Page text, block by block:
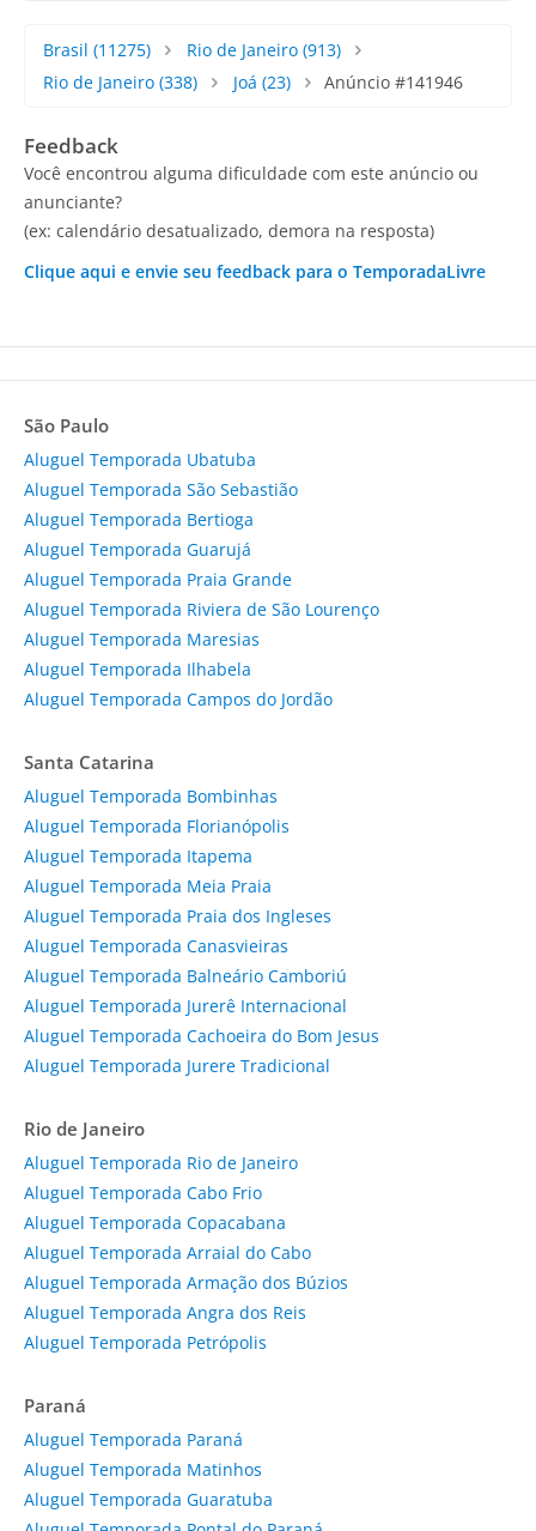
Brasil (11275) Rio de Janeiro(913)
Rio de Janeiro (338) Joá (23) Anúncio #141946
Feedback
Você encontrou alguma dificuldade com este anúncio ou
anunciante?
(ex: calendário desatualizado, demora na resposta)
Clique aqui e envie seu feedback para o TemporadaLivre
São Paulo
Aluguel Temporada Ubatuba
Aluguel Temporada São Sebastião
Aluguel Temporada Bertioga
Aluguel Temporada Guarujá
Aluguel Temporada Praia Grande
Aluguel Temporada Riviera de São Lourenço
Aluguel Temporada Maresias
Aluguel Temporada Ilhabela
Aluguel Temporada Campos do Jordão
Santa Catarina
Aluguel Temporada Bombinhas
Aluguel Temporada Florianópolis
Aluguel Temporada Itapema
Aluguel Temporada Meia Praia
Aluguel Temporada Praia dos Ingleses
Aluguel Temporada Canasvieiras
Aluguel Temporada Balneário Camboriú
Aluguel Temporada Jurerê Internacional
Aluguel Temporada Cachoeira do Bom Jesus
Aluguel Temporada Jurere Tradicional
Rio de Janeiro
Aluguel Temporada Rio de Janeiro
Aluguel Temporada Cabo Frio
Aluguel Temporada Copacabana
Aluguel Temporada Arraial do Cabo
Aluguel Temporada Armação dos Búzios
Aluguel Temporada Angra dos Reis
Aluguel Temporada Petrópolis
Paraná
Aluguel Temporada Paraná
Aluguel Temporada Matinhos
Aluguel Temporada Guaratuba